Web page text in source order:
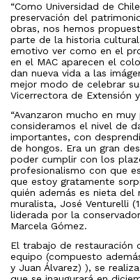
“Como Universidad de
preservación del
obras, nos hemos
parte de la historia
emotivo ver como en el
en el MAC aparecen el
dan nueva vida a las
mejor modo de celebrar
Vicerrectora de Extensión
“Avanzaron mucho en
consideramos el nivel de
importantes, con
de hongos. Era un gran
poder cumplir con los
profesionalismo con que
que estoy gratamente
quién además es nieta
muralista, José Venturelli
liderada por la
Marcela Gómez.
El trabajo de restauración
equipo (compuesto
y Juan Álvarez) ), se realiza